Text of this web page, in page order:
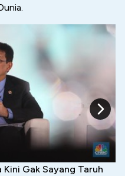
Kini Gak Sayang Taruh